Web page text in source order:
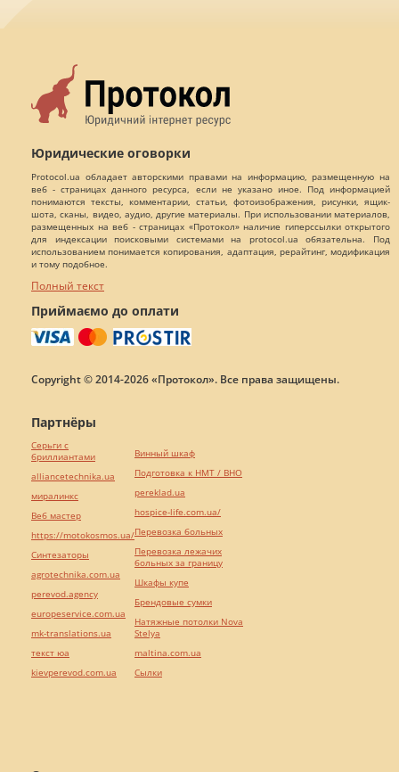
Наталія Вікторівна
339 18
Стрілець Юрій Петрович
Киев
297 18 0
Написать
Адвокат Шатарська Таміла Назімівна
Показать контакты
283